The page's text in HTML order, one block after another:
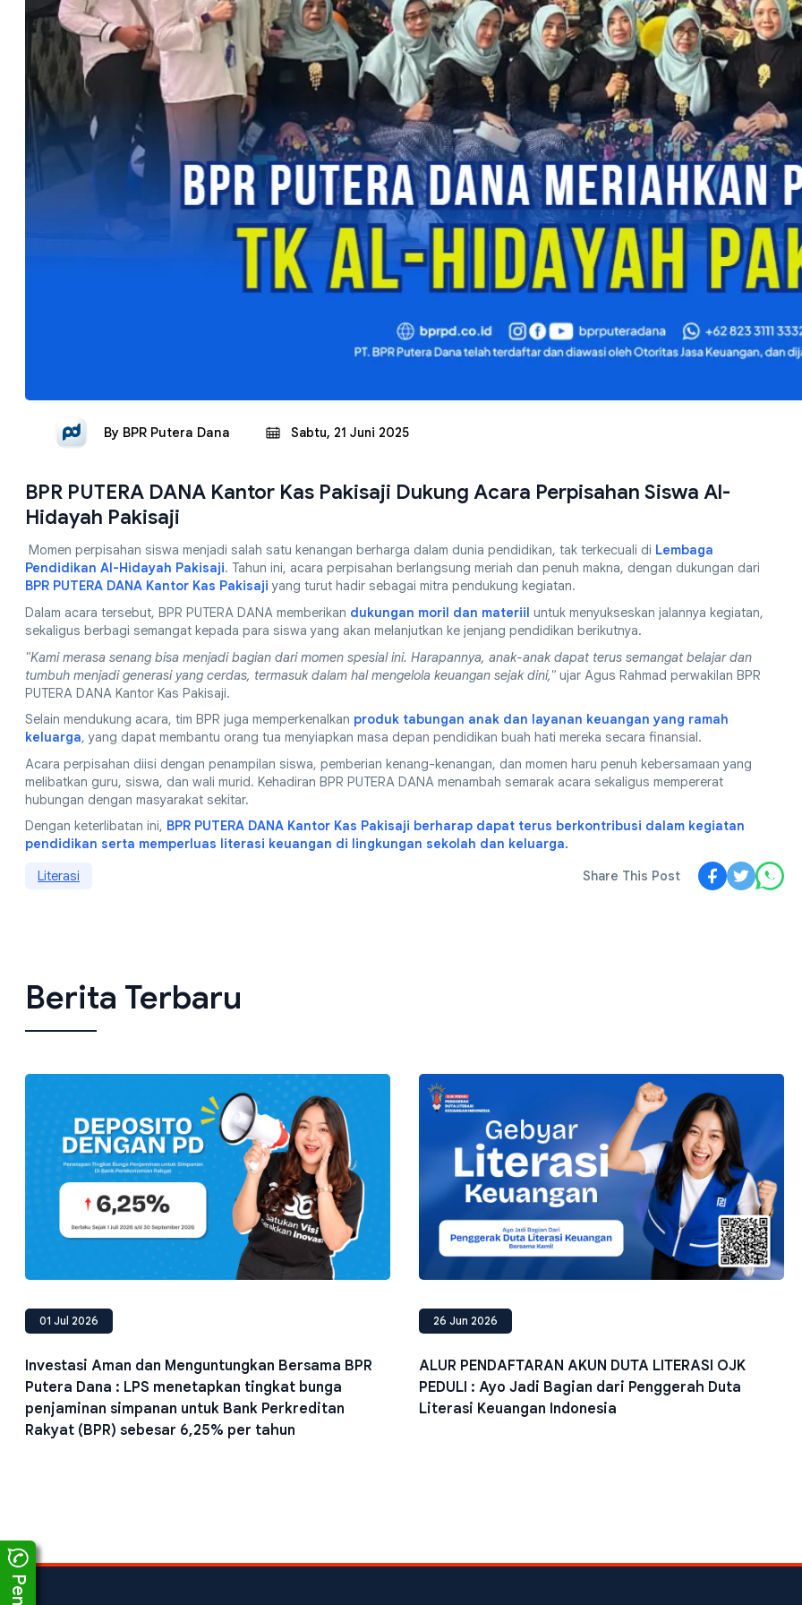
By BPR Putera Dana Sabtu, 21 Juni 2025
BPR PUTERA DANA Kantor Kas Pakisaji Dukung Acara Perpisahan Siswa Al-
Hidayah Pakisaji
Momen perpisahan siswa menjadi salah satu kenangan berharga dalam dunia pendidikan, tak terkecuali di Lembaga
Pendidikan Al-Hidayah Pakisaji. Tahun ini, acara perpisahan berlangsung meriah dan penuh makna, dengan dukungan dari
BPR PUTERA DANA Kantor Kas Pakisaji yang turut hadir sebagai mitra pendukung kegiatan.
Dalam acara tersebut, BPR PUTERA DANA memberikan dukungan moril dan materiil untuk menyukseskan jalannya kegiatan,
sekaligus berbagi semangat kepada para siswa yang akan melanjutkan ke jenjang pendidikan berikutnya.
"Kami merasa senang bisa menjadi bagian dari momen spesial ini. Harapannya, anak-anak dapat terus semangat belajar dan
tumbuh menjadi generasi yang cerdas, termasuk dalam hal mengelola keuangan sejak dini," ujar Agus Rahmad perwakilan BPR
PUTERA DANA Kantor Kas Pakisaji.
Selain mendukung acara, tim BPR juga memperkenalkan produk tabungan anak dan layanan keuangan yang ramah
keluarga, yang dapat membantu orang tua menyiapkan masa depan pendidikan buah hati mereka secara finansial.
Acara perpisahan diisi dengan penampilan siswa, pemberian kenang-kenangan, dan momen haru penuh kebersamaan yang
melibatkan guru, siswa, dan wali murid. Kehadiran BPR PUTERA DANA menambah semarak acara sekaligus mempererat
hubungan dengan masyarakat sekitar.
Dengan keterlibatan ini, BPR PUTERA DANA Kantor Kas Pakisaji berharap dapat terus berkontribusi dalam kegiatan
pendidikan serta memperluas literasi keuangan di lingkungan sekolah dan keluarga.
Literasi
Share This Post
Berita Terbaru
01 Jul 2026
Investasi Aman dan Menguntungkan Bersama BPR
Putera Dana : LPS menetapkan tingkat bunga
penjaminan simpanan untuk Bank Perkreditan
Rakyat (BPR) sebesar 6,25% per tahun
26 Jun 2026
ALUR PENDAFTARAN AKUN DUTA LITERASI OJK
PEDULI : Ayo Jadi Bagian dari Penggerah Duta
Literasi Keuangan Indonesia